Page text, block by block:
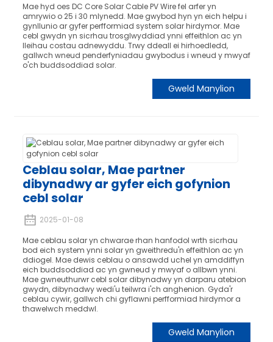
Mae hyd oes DC Core Solar Cable PV Wire fel arfer yn
amrywio o 25 i 30 mlynedd. Mae gwybod hyn yn eich helpu i
gynllunio ar gyfer perfformiad system solar hirdymor. Mae
cebl gwydn yn sicrhau trosglwyddiad ynni effeithlon ac yn
lleihau costau adnewyddu. Trwy ddeall ei hirhoedledd,
gallwch wneud penderfyniadau gwybodus i wneud y mwyaf
o'ch buddsoddiad solar.
Gweld Manylion
Ceblau solar, Mae partner
dibynadwy ar gyfer eich gofynion
cebl solar
2025-01-08
Mae ceblau solar yn chwarae rhan hanfodol wrth sicrhau
bod eich system ynni solar yn gweithredu'n effeithlon ac yn
ddiogel. Mae dewis ceblau o ansawdd uchel yn amddiffyn
eich buddsoddiad ac yn gwneud y mwyaf o allbwn ynni.
Mae gwneuthurwr cebl solar dibynadwy yn darparu atebion
gwydn, dibynadwy wedi'u teilwra i'ch anghenion. Gyda'r
ceblau cywir, gallwch chi gyflawni perfformiad hirdymor a
thawelwch meddwl.
Gweld Manylion